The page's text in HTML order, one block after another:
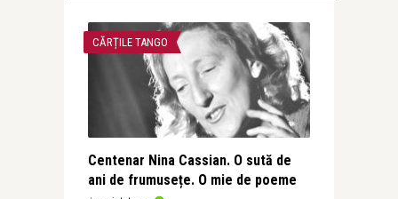
CĂRȚILE TANGO
Centenar Nina Cassian. O sută de
ani de frumusețe. O mie de poeme